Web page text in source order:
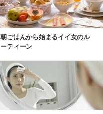
朝ごはんから始まるイイ女のル
ーティーン